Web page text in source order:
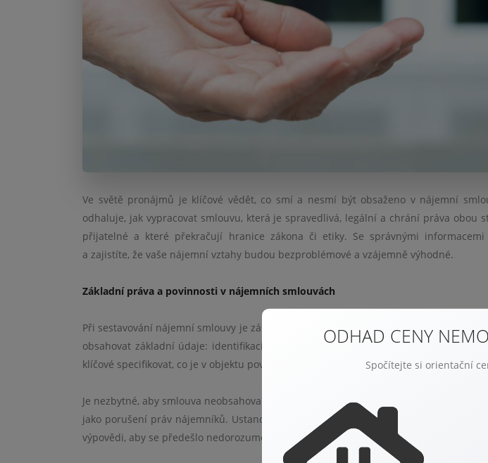
Ve světě pronájmů je klíčové vědět, co smí a nesmí být obsaženo v nájemní
odhaluje, jak vypracovat smlouvu, která je spravedlivá, legální a chrání práva obou
přijatelné a které překračují hranice zákona či etiky. Se správnými
a zajistíte, že vaše nájemní vztahy budou bezproblémové a vzájemně výhodné.
Základní práva a povinnosti v nájemních smlouvách
Při sestavování nájemní smlouvy je zásadní zajistit, aby smlouva byla jasná, férová a
obsahovat základní údaje: identifikaci stran, popis nemovitosti, výši a způsob
klíčové specifikovat, co je v objektu povoleno a co nikoliv.
Je nezbytné, aby smlouva neobsahovala žádné nezákonné požadavky či nepřiměřená
jako porušení práv nájemníků. Ustanovení o výpovědi musí být jasně formulována,
výpovědi, aby se předešlo nedorozuměním a zjednodušilo řešení možných sporů.
ODHAD CENY
Spočítejte si orientační